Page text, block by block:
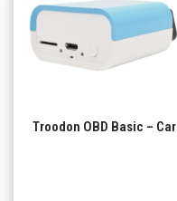
Troodon OBD Basic – Car